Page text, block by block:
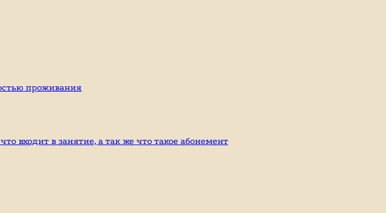
проживания
входит в занятие, а так же что такое абонемент